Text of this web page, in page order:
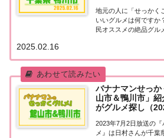
地元の人に「せっかく
いいグルメは何ですか
民オススメの絶品グル
マンのせっかくグル
千葉県・鴨川市で絶品
2025.02.16
バナナマンせっ
山市＆鴨川市」
がグルメ探し（
2023年7月2日放送の
メ』は日村さんが千葉